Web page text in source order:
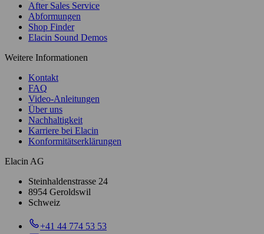
After Sales Service
Abformungen
Shop Finder
Elacin Sound Demos
Weitere Informationen
Kontakt
FAQ
Video-Anleitungen
Über uns
Nachhaltigkeit
Karriere bei Elacin
Konformitätserklärungen
Elacin AG
Steinhaldenstrasse 24
8954 Geroldswil
Schweiz
+41 44 774 53 53